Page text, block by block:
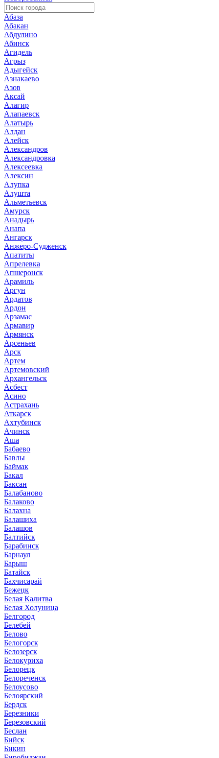
Абаза
Абакан
Абдулино
Абинск
Агидель
Агрыз
Адыгейск
Азнакаево
Азов
Аксай
Алагир
Алапаевск
Алатырь
Алдан
Алейск
Александров
Александровка
Алексеевка
Алексин
Алупка
Алушта
Альметьевск
Амурск
Анадырь
Анапа
Ангарск
Анжеро-Судженск
Апатиты
Апрелевка
Апшеронск
Арамиль
Аргун
Ардатов
Ардон
Арзамас
Армавир
Армянск
Арсеньев
Арск
Артем
Артемовский
Архангельск
Асбест
Асино
Астрахань
Аткарск
Ахтубинск
Ачинск
Аша
Бабаево
Бавлы
Баймак
Бакал
Баксан
Балабаново
Балаково
Балахна
Балашиха
Балашов
Балтийск
Барабинск
Барнаул
Барыш
Батайск
Бахчисарай
Бежецк
Белая Калитва
Белая Холуница
Белгород
Белебей
Белово
Белогорск
Белозерск
Белокуриха
Белорецк
Белореченск
Белоусово
Белоярский
Бердск
Березники
Березовский
Беслан
Бийск
Бикин